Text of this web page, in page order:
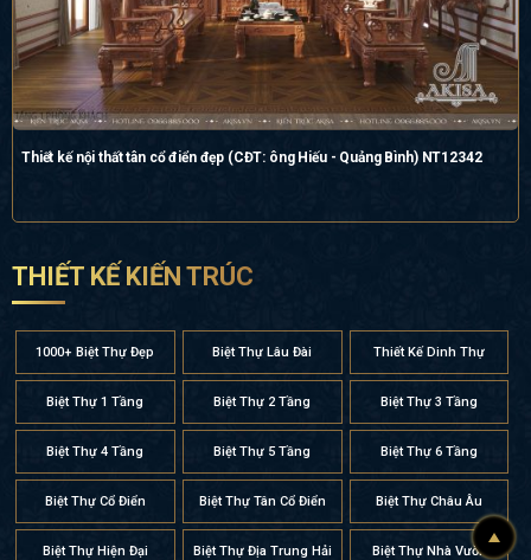
Thiết kế nội thất tân cổ điển đẹp (CĐT: ông Hiếu - Quảng Bình) NT12342
THIẾT KẾ KIẾN TRÚC
1000+ Biệt Thự Đẹp Biệt Thự Lâu Đài Thiết Kế Dinh Thự
Biệt Thự 1 Tầng Biệt Thự 2 Tầng Biệt Thự 3 Tầng
Biệt Thự 4 Tầng Biệt Thự 5 Tầng Biệt Thự 6 Tầng
Biệt Thự Cổ Điển Biệt Thự Tân Cổ Điển Biệt Thự Châu Âu
Biệt Thự Hiện Đại Biệt Thự Địa Trung Hải Biệt Thự Nhà Vườn